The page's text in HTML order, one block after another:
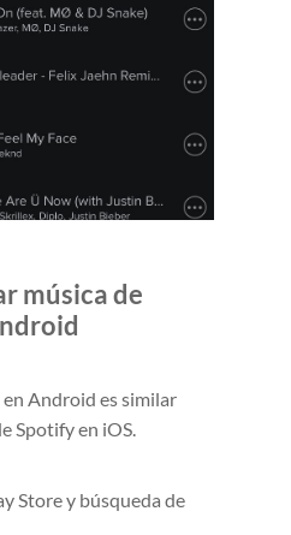
música de
Android es similar
Spotify en iOS.
Store y búsqueda de